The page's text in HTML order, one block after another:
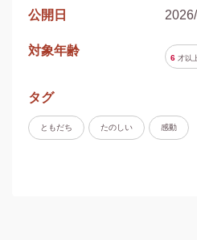
公開日
対象年齢
6 才以
タグ
ともだち たのしい 感動